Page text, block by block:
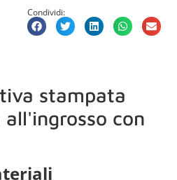
Condividi:
stampata
con